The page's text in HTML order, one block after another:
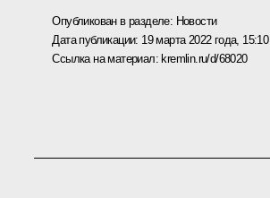
Опубликован в разделе: Новости
Дата публикации: 19 марта 2022 года, 15:10
Ссылка на материал: kremlin.ru/d/68020